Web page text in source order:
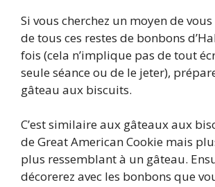
Si vous cherchez un moyen de
de tous ces restes de bonbons
fois (cela n’implique pas de tout
seule séance ou de le jeter),
gâteau aux biscuits.
C’est similaire aux gâteaux aux
de Great American Cookie mais
plus ressemblant à un gâteau.
décorerez avec les bonbons que